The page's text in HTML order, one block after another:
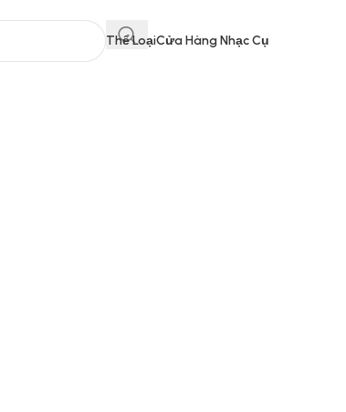
Thể LoạiCửa Hàng Nhạc Cụ